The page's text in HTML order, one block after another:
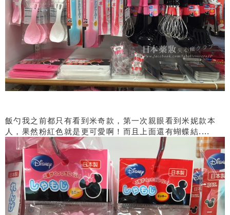
飯勺我之前都只有看到米奇款，第一次親眼看到米妮款本
人，果然粉紅色就是更可愛啊！而且上面還有蝴蝶結....